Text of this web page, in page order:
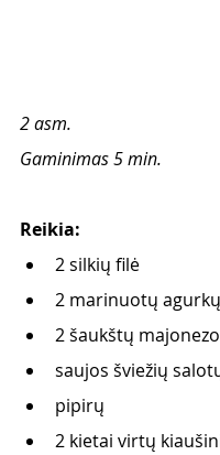
2 asm.
Gaminimas 5 min.
Reikia:
2 silkių filė
2 marinuotų agurkų
2 šaukštų majonezo
saujos šviežių
pipirų
2 kietai virtų